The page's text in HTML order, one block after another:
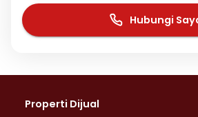
Hubungi
Properti Dijual